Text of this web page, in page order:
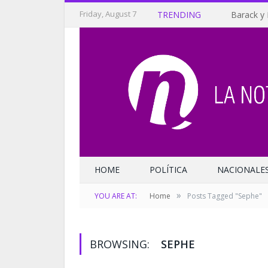
Friday, August 7 TRENDING Barack y
HOME POLÍTICA
YOU ARE AT: Home » Posts Tagged "Sephe"
BROWSING: SEPHE